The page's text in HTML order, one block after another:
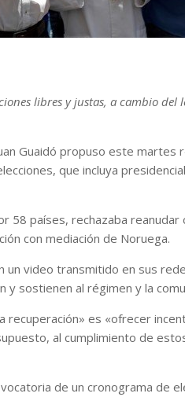
libres y justas, a cambio del
Guaidó propuso este martes
que incluya
58 países, rechazaba reanudar
con mediación de Noruega.
un video transmitido en sus
sostienen al régimen y la
es «ofrecer
al cumplimiento de
de un cronograma de